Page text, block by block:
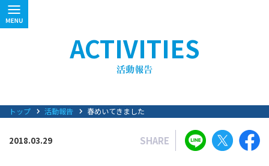
ACTIVITIES
トップ 活動報告 春めいてきました
2018.03.29 SHARE